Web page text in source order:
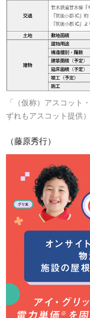
「（仮称）アスコット
ずれもアスコット提供）
（藤原秀行）